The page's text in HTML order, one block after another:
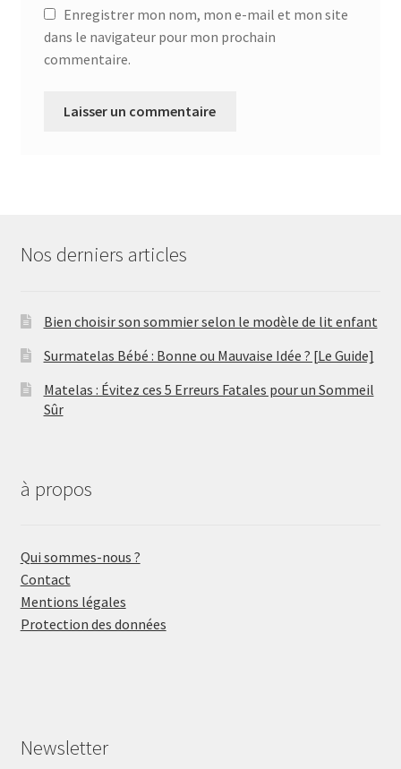
Enregistrer mon nom, mon e-mail et mon site
dans le navigateur pour mon prochain
commentaire.
Nos derniers articles
Bien choisir son sommier selon le modèle de lit enfant
Surmatelas Bébé : Bonne ou Mauvaise Idée ? [Le Guide]
Matelas : Évitez ces 5 Erreurs Fatales pour un Sommeil
Sûr
à propos
Qui sommes-nous ?
Contact
Mentions légales
Protection des données
Newsletter